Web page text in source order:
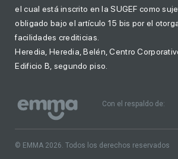
el cual está inscrito en la SUGEF como
obligado bajo el artículo 15 bis por el
facilidades crediticias.
Heredia, Heredia, Belén, Centro
Edificio B, segundo piso.
© EMMA 2026. Todos los derechos reservados
Con el respaldo de: